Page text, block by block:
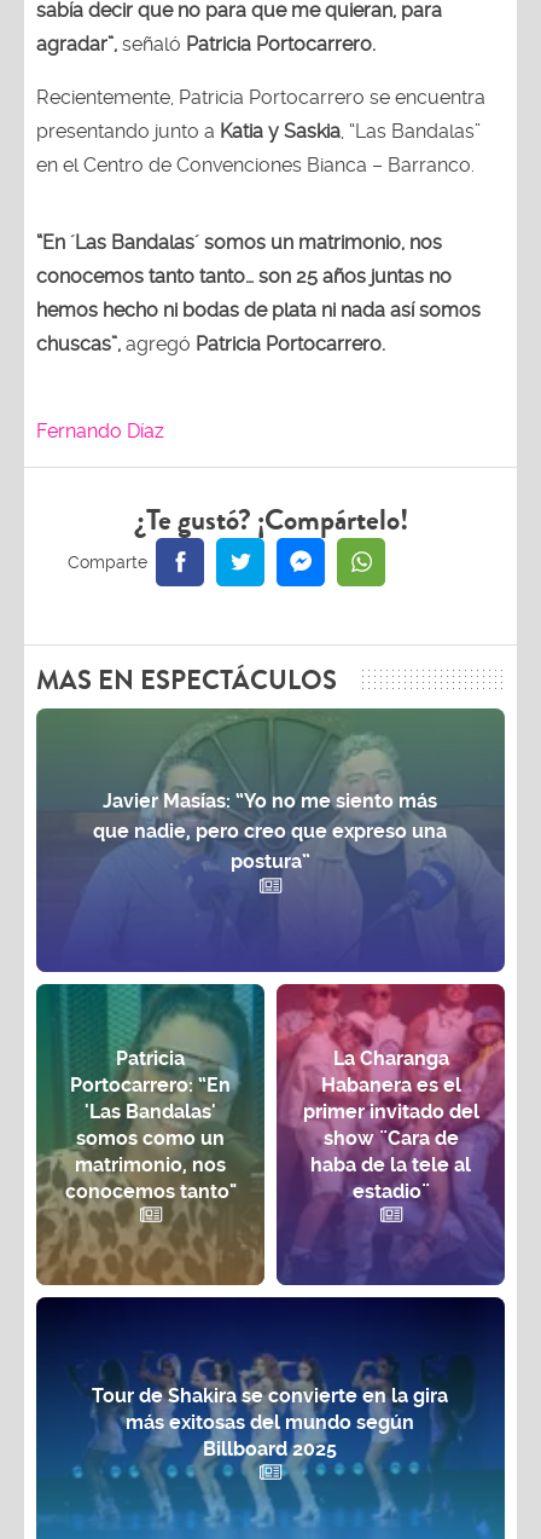
sabía decir que no para que me quieran, para
agradar”, señaló Patricia Portocarrero.
Recientemente, Patricia Portocarrero se encuentra
presentando junto a Katia y Saskia, “Las Bandalas”
en el Centro de Convenciones Bianca – Barranco.
“En ´Las Bandalas´ somos un matrimonio, nos
conocemos tanto tanto… son 25 años juntas no
hemos hecho ni bodas de plata ni nada así somos
chuscas”, agregó Patricia Portocarrero.
Fernando Díaz
¿Te gustó? ¡Compártelo!
MAS EN ESPECTÁCULOS
Javier Masías: “Yo no me siento más
que nadie, pero creo que expreso una
postura”
Patricia
Portocarrero: “En
'Las Bandalas'
somos como un
matrimonio, nos
conocemos tanto"
La Charanga
Habanera es el
primer invitado del
show ¨Cara de
haba de la tele al
estadio¨
Tour de Shakira se convierte en la gira
más exitosas del mundo según
Billboard 2025